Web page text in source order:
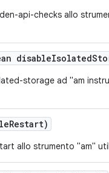
api-checks allo
disableIsolated
storage ad "am
Restart)
allo strumento "am"